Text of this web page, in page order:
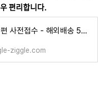
편리합니다.
우체국 EMS 간편 사전접수 - 해외배송 5% 할인받는 방법
ziggle.com